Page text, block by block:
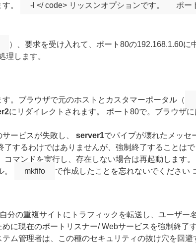
。
-l <​​/ code> リッスンオプションです。 ポー
）、要求を受け入れて、ポート80の192.168.1.60に
理します。
。ブラウザで元のホストとカスタマーポータル（
にリダイレクトされます。 ポート80で。ブラウザ
ービスが失敗し、
server1でパイプが壊れたメッセ
するわけではありませんが、強制終了することはで
マンドを実行し、存在しない場合は再起動します。
。
mkfifo で作成したことを忘れないでください
分の重複サイトにトラフィックを転送し、ユーザー
に現在のポートリスナー/ Webサービスを強制終了
ム管理者は、この種のセキュリティの抜け穴を回